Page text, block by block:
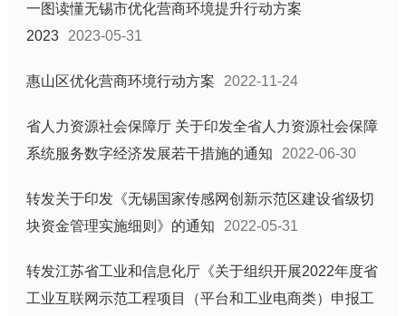
一图读懂无锡市优化营商环境提升行动方案
2023
2023-05-31
惠山区优化营商环境行动方案 2022-11-24
省人力资源社会保障厅 关于印发全省人力资源社会保障
系统服务数字经济发展若干措施的通知
2022-06-30
转发关于印发《无锡国家传感网创新示范区建设省级切
块资金管理实施细则》的通知
2022-05-31
转发江苏省工业和信息化厅《关于组织开展2022年度省
工业互联网示范工程项目（平台和工业电商类）申报工